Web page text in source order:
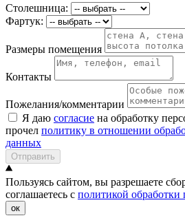
Столешница:
Фартук:
Размеры помещения
Контакты
Пожелания/комментарии
Я даю согласие на обработку
прочел политику в отношении
данных
Отправить
Пользуясь сайтом, вы разрешаете
соглашаетесь с политикой
ок